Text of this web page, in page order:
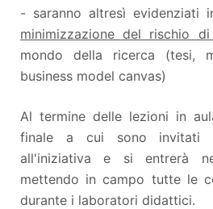
- saranno altresì evidenziati
minimizzazione del rischio
mondo della ricerca (tesi,
business model canvas)
Al termine delle lezioni in
finale a cui sono invitati
all'iniziativa e si entrerà
mettendo in campo tutte le
durante i laboratori didattici.